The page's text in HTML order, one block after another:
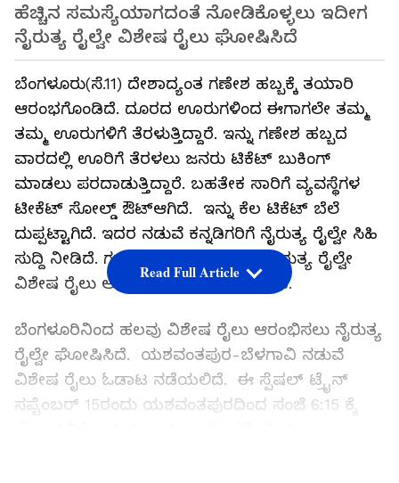
ಹೆಚ್ಚಿನ ಸಮಸ್ಯೆಯಾಗದಂತೆ ನೋಡಿಕೊಳ್ಳಲು ಇದೀಗ
ನೈರುತ್ಯ ರೈಲ್ವೇ ವಿಶೇಷ ರೈಲು ಘೋಷಿಸಿದೆ
ಬೆಂಗಳೂರು(ಸೆ.11) ದೇಶಾದ್ಯಂತ ಗಣೇಶ ಹಬ್ಬಕ್ಕೆ ತಯಾರಿ
ಆರಂಭಗೊಂಡಿದೆ. ದೂರದ ಊರುಗಳಿಂದ ಈಗಾಗಲೇ ತಮ್ಮ
ತಮ್ಮ ಊರುಗಳಿಗೆ ತೆರಳುತ್ತಿದ್ದಾರೆ. ಇನ್ನು ಗಣೇಶ ಹಬ್ಬದ
ವಾರದಲ್ಲಿ ಊರಿಗೆ ತೆರಳಲು ಜನರು ಟಿಕೆಟ್ ಬುಕಿಂಗ್
ಮಾಡಲು ಪರದಾಡುತ್ತಿದ್ದಾರೆ. ಬಹತೇಕ ಸಾರಿಗೆ ವ್ಯವಸ್ಥೆಗಳ
ಟೀಕೆಟ್ ಸೋಲ್ಡ್ ಔಟ್ಆಗಿದೆ. ಇನ್ನು ಕೆಲ ಟಿಕೆಟ್ ಬೆಲೆ
ದುಪ್ಪಟ್ಟಾಗಿದೆ. ಇದರ ನಡುವೆ ಕನ್ನಡಿಗರಿಗೆ ನೈರುತ್ಯ ರೈಲ್ವೇ ಸಿಹಿ
ಸುದ್ದಿ ನೀಡಿದೆ. ಗಣೇಶ ಚತುರ್ಥಿ ಪ್ರಯುಕ್ತ ನೈರುತ್ಯ ರೈಲ್ವೇ
ವಿಶೇಷ ರೈಲು ಆರಂಭಿಸುವುದಾಗಿ ಘೋಷಿಸಿದೆ.
ಬೆಂಗಳೂರಿನಿಂದ ಹಲವು ವಿಶೇಷ ರೈಲು ಆರಂಭಿಸಲು ನೈರುತ್ಯ
ರೈಲ್ವೇ ಘೋಷಿಸಿದೆ. ಯಶವಂತಪುರ-ಬೆಳಗಾವಿ ನಡುವೆ
ವಿಶೇಷ ರೈಲು ಓಡಾಟ ನಡೆಯಲಿದೆ. ಈ ಸ್ಪೆಷಲ್ ಟ್ರೈನ್
ಸಪ್ಟೆಂಬರ್ 15ರಂದು ಯಶವಂತಪುರದಿಂದ ಸಂಜೆ 6:15 ಕ್ಕೆ
Read Full Article